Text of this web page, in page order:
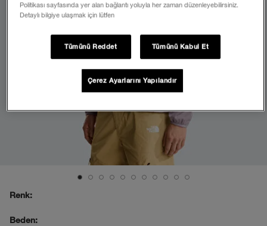
Renk:
Beden:
Politikası sayfasında yer alan bağlantı yoluyla her zaman düzenleyebilirsiniz.
Detaylı bilgiye ulaşmak için lütfen
Tümünü Reddet Tümünü Kabul Et
Çerez Ayarlarını Yapılandır